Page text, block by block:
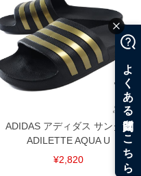
ADIDAS アディダス サンダル
ADILETTE AQUA U
¥2,820